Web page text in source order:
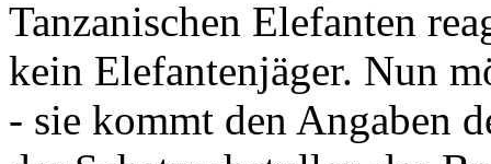
Tanzanischen Elefanten
kein Elefantenjäger. Nun
- sie kommt den Angaben